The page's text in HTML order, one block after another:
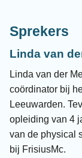
Sprekers
Linda van
Linda van der
coördinator bij
Leeuwarden.
opleiding van 4
van de physical
bij FrisiusMc.